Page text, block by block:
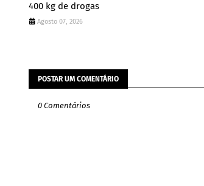
400 kg de drogas
Agosto 07, 2026
POSTAR UM COMENTÁRIO
0 Comentários